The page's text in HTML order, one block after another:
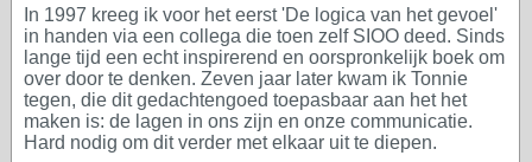
In 1997 kreeg ik voor het eerst 'De logica van het gevoel'
in handen via een collega die toen zelf SIOO deed. Sinds
lange tijd een echt inspirerend en oorspronkelijk boek om
over door te denken. Zeven jaar later kwam ik Tonnie
tegen, die dit gedachtengoed toepasbaar aan het het
maken is: de lagen in ons zijn en onze communicatie.
Hard nodig om dit verder met elkaar uit te diepen.